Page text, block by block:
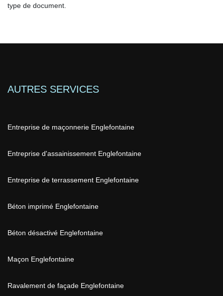
type de document.
AUTRES SERVICES
Entreprise de maçonnerie Englefontaine
Entreprise d'assainissement Englefontaine
Entreprise de terrassement Englefontaine
Béton imprimé Englefontaine
Béton désactivé Englefontaine
Maçon Englefontaine
Ravalement de façade Englefontaine